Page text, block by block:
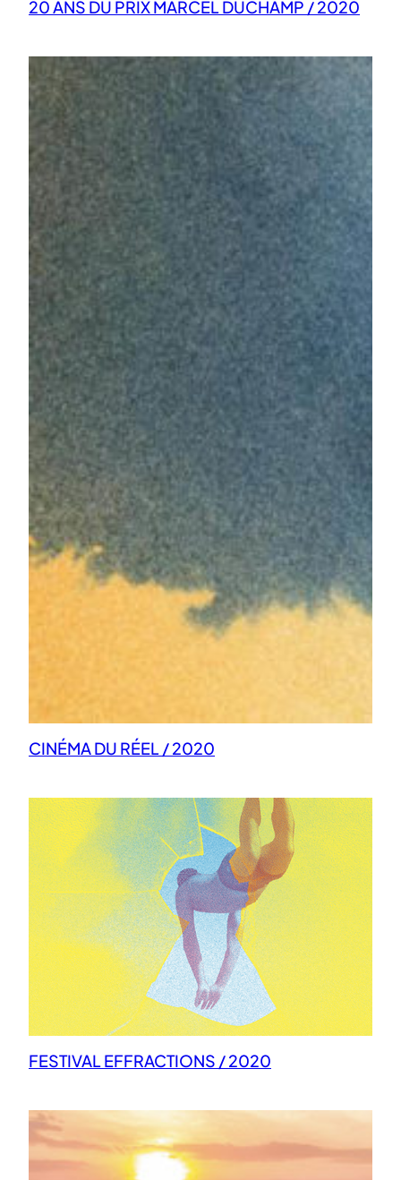
20 ANS DU PRIX MARCEL DUCHAMP / 2020
CINÉMA DU RÉEL / 2020
FESTIVAL EFFRACTIONS / 2020